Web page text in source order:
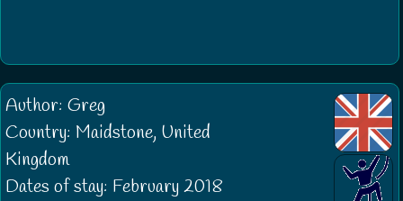
Author: Greg
Country: Maidstone, United
Kingdom
Dates of stay: February 2018